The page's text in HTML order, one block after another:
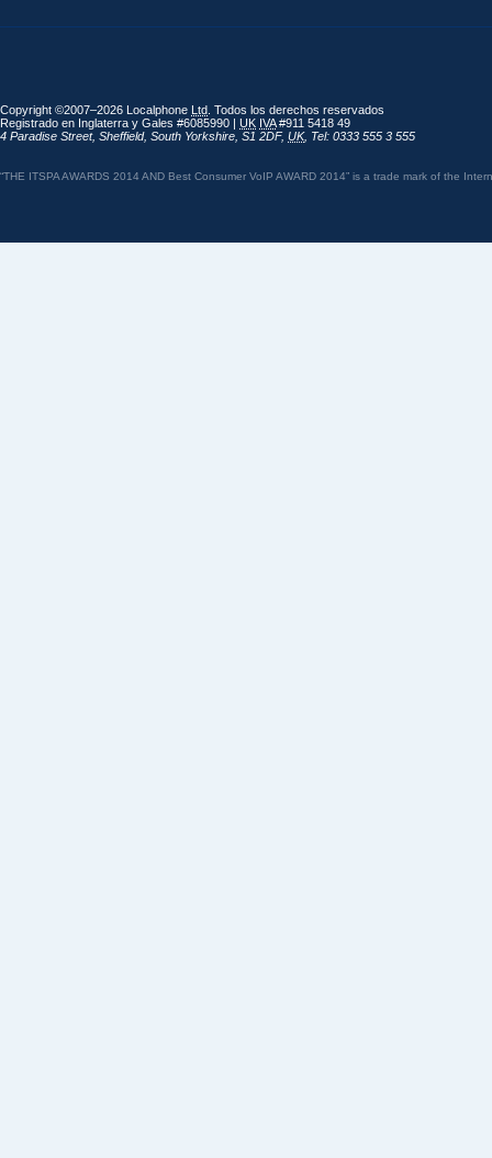
Copyright ©2007–2026 Localphone Ltd . Todos los derechos reservados
Registrado en Inglaterra y Gales #6085990 | UK IVA#911 5418 49
4 Paradise Street, Sheffield, South Yorkshire S1 2DF, UK, Tel: 0333 555 3 555
“THE ITSPA AWARDS 2014 AND Best Consumer VoIP AWARD 2014” is a trade mark of the